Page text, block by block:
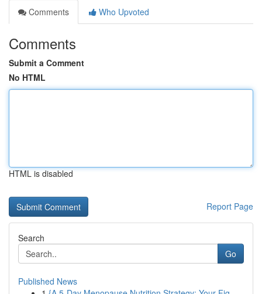
Comments
Who Upvoted
Comments
Submit a Comment
No HTML
HTML is disabled
Report Page
Search
Go
Published News